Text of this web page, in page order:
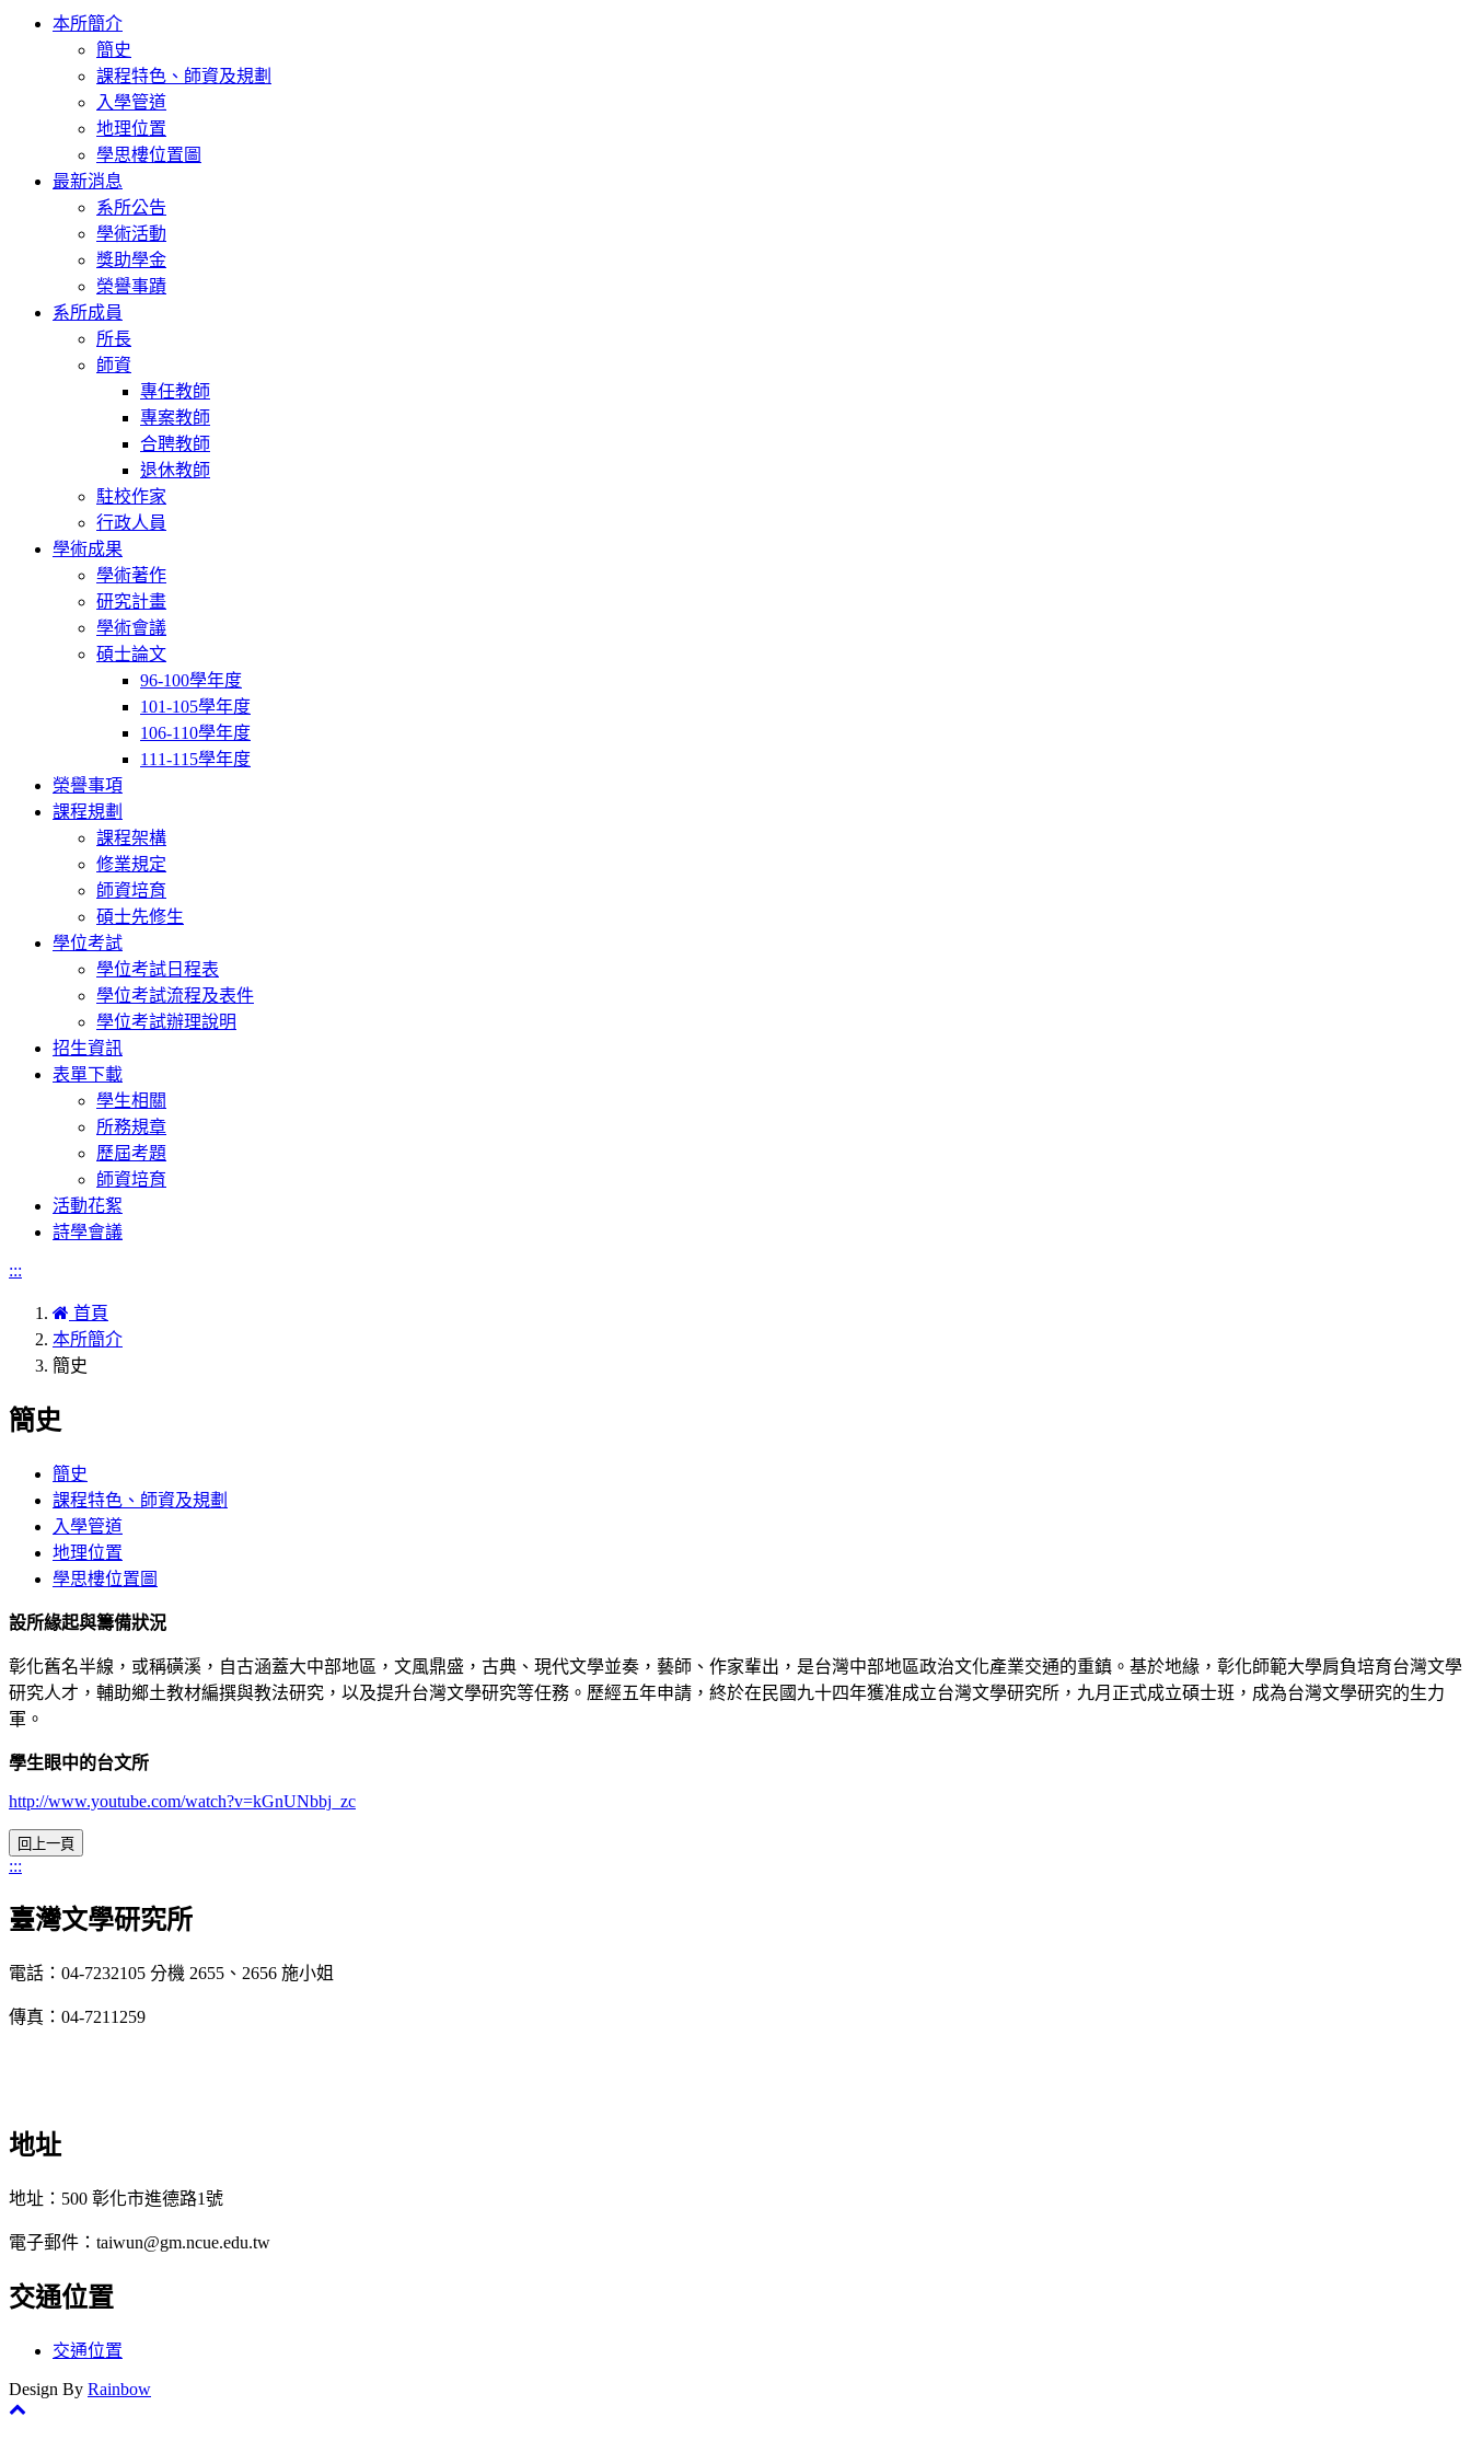
Toggle
navigation
本所簡介
簡史
課程特色、師資及規劃
入學管道
地理位置
學思樓位置圖
最新消息
系所公告
學術活動
獎助學金
榮譽事蹟
系所成員
所長
師資
專任教師
專案教師
合聘教師
退休教師
駐校作家
行政人員
學術成果
學術著作
研究計畫
學術會議
碩士論文
96-100學年度
101-105學年度
106-110學年度
111-115學年度
榮譽事項
課程規劃
課程架構
修業規定
師資培育
碩士先修生
學位考試
學位考試日程表
學位考試流程及表件
學位考試辦理說明
招生資訊
表單下載
學生相關
所務規章
歷屆考題
師資培育
活動花絮
詩學會議
:::
首頁
本所簡介
簡史
簡史
簡史
課程特色、師資及規劃
入學管道
地理位置
學思樓位置圖
設所緣起與籌備狀況
彰化舊名半線，或稱磺溪，自古涵蓋大中部地區，文風鼎盛，古典、現代文學並奏，藝師、作家輩出，是台灣中部地區政治文化產業交通的重鎮。基於地緣，彰化師範大學肩負培育台灣文學
研究人才，輔助鄉土教材編撰與教法研究，以及提升台灣文學研究等任務。歷經五年申請，終於在民國九十四年獲准成立台灣文學研究所 ，九月正式成立碩士班，成為台灣文學研究的生力
軍。
學生眼中的台文所
http://www.youtube.com/watch?v=kGnUNbbj_zc
:::
臺灣文學研究所
電話：04-7232105 分機 2655、2656 施小姐
傳真：04-7211259
地址
地址：500 彰化市進德路1號
電子郵件：taiwun@gm.ncue.edu.tw
交通位置
交通位置
Design By Rainbow